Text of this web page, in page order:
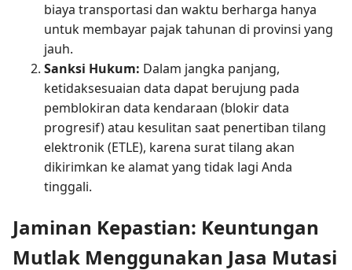
biaya transportasi dan waktu berharga hanya
untuk membayar pajak tahunan di provinsi yang
jauh.
Sanksi Hukum: Dalam jangka panjang,
ketidaksesuaian data dapat berujung pada
pemblokiran data kendaraan (blokir data
progresif) atau kesulitan saat penertiban tilang
elektronik (ETLE), karena surat tilang akan
dikirimkan ke alamat yang tidak lagi Anda
tinggali.
Jaminan Kepastian: Keuntungan
Mutlak Menggunakan Jasa Mutasi